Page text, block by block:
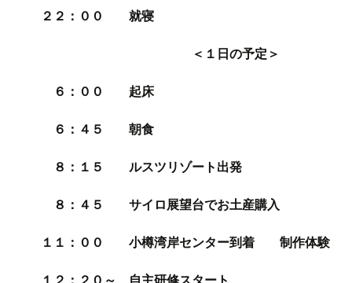
２２：００ 就寝
＜１日の予定＞
６：００ 起床
６：４５ 朝食
８：１５ ルスツリゾート出発
８：４５ サイロ展望台でお土産購入
１１：００ 小樽湾岸センター到着 制作体験
１２：２０～ 自主研修スタート